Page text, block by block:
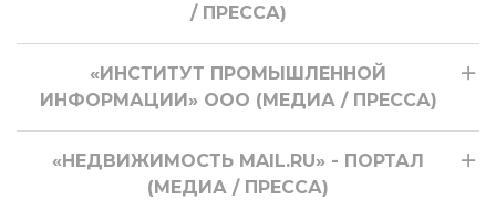
/ ПРЕССА)
«ИНСТИТУТ ПРОМЫШЛЕННОЙ
ИНФОРМАЦИИ» ООО (МЕДИА / ПРЕССА)
«НЕДВИЖИМОСТЬ MAIL.RU» - ПОРТАЛ
(МЕДИА / ПРЕССА)